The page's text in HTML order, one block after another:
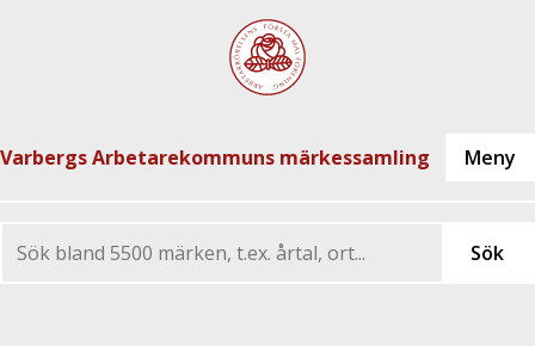
Varbergs Arbetarekommuns märkessamling